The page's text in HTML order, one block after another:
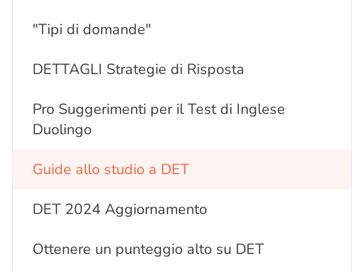
"Tipi di domande"
DETTAGLI Strategie di Risposta
Pro Suggerimenti per il Test di Inglese
Duolingo
Guide allo studio a DET
DET 2024 Aggiornamento
Ottenere un punteggio alto su DET